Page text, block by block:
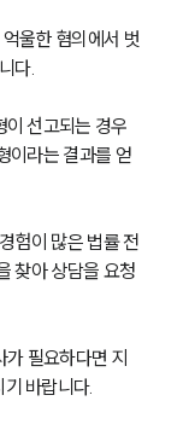
울한 혐의에서 벗
다.
이 선고되는 경우
이라는 결과를 얻
험이 많은 법률 전
찾아 상담을 요청
필요하다면 지
바랍니다.